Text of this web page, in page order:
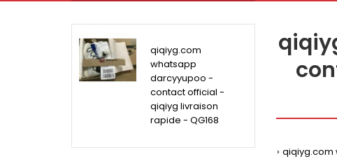
qiqiyg.com
whatsapp
darcyyupoo -
contact official -
qiqiyg livraison
rapide - QG168
qiqiyg.com